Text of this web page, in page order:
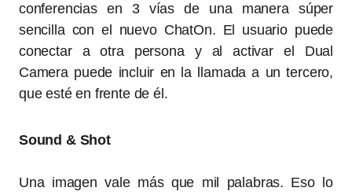
conferencias en 3 vías de una manera súper
sencilla con el nuevo ChatOn. El usuario puede
conectar a otra persona y al activar el Dual
Camera puede incluir en la llamada a un tercero,
que esté en frente de él.
Sound & Shot
Una imagen vale más que mil palabras. Eso lo